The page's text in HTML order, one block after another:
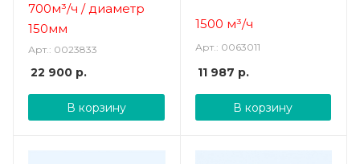
700м³/ч / диаметр
150мм
Арт.: 0023833
22 900 р.
В корзину
1500 м³/ч
Арт.: 0063011
11 987 р.
В корзину